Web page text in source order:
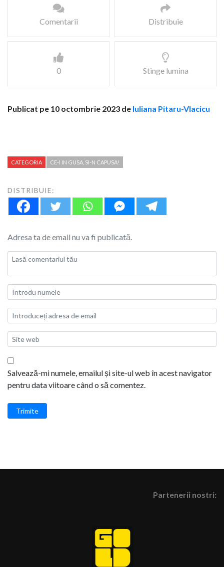
Comentarii Distribuie
0 Stinge lumina
Publicat pe 10 octombrie 2023 de Iuliana Pitaru-Vlacicu
CATEGORIA CE-I IN GUSA, SI-N CAPUSA!
DISTRIBUIE:
Adresa ta de email nu va fi publicată.
Salvează-mi numele, emailul și site-ul web în acest navigator
pentru data viitoare când o să comentez.
Trimite
Partenerii nostri: